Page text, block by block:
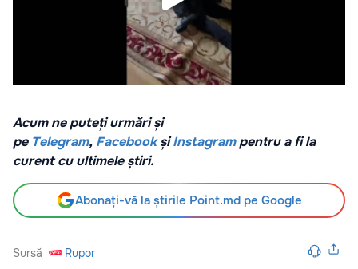
Acum ne puteți urmări și
pe Telegram, Facebook șiInstagrampentru a fi la
curent cu ultimele știri.
Abonați-vă la știrile Point.md pe Google
Sursă Rupor